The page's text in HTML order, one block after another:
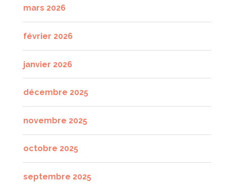
mars 2026
février 2026
janvier 2026
décembre 2025
novembre 2025
octobre 2025
septembre 2025